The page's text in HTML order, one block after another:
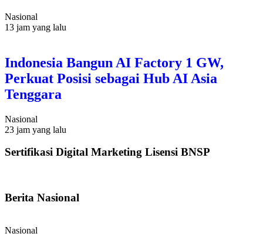
Nasional
13 jam yang lalu
Indonesia Bangun AI Factory 1 GW,
Perkuat Posisi sebagai Hub AI Asia
Tenggara
Nasional
23 jam yang lalu
Sertifikasi Digital Marketing Lisensi BNSP
Berita Nasional
Nasional